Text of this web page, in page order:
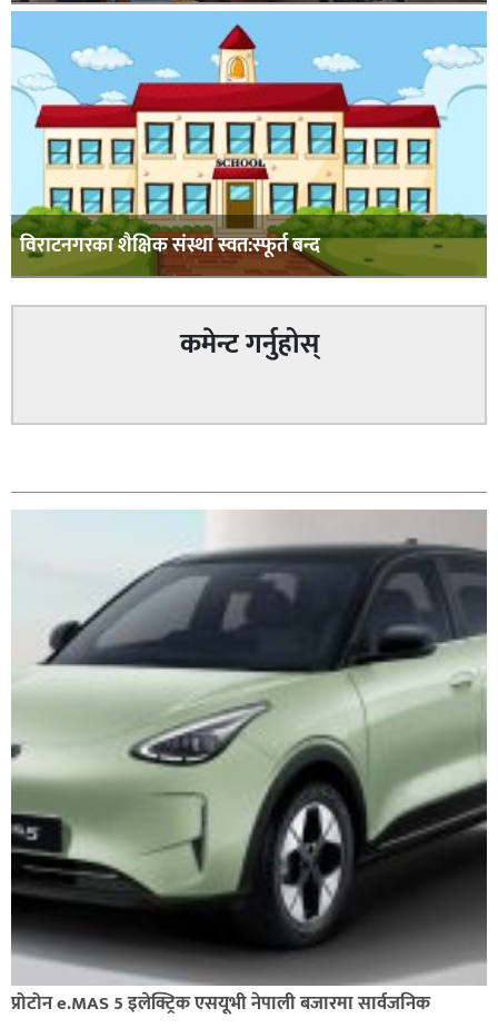
विराटनगरका शैक्षिक संस्था स्वत:स्फूर्त बन्द
कमेन्ट गर्नुहोस्
प्रोटोन e.MAS 5 इलेक्ट्रिक एसयूभी नेपाली बजारमा सार्वजनिक